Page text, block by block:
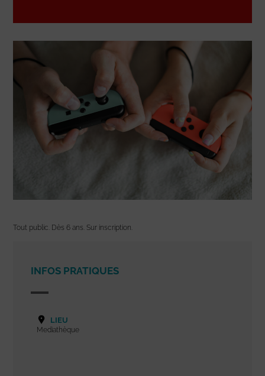
Tout public. Dès 6 ans. Sur inscription.
INFOS PRATIQUES
LIEU
Mediathèque